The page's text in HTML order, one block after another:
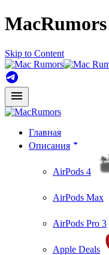
MacRumors
Skip to Content
Главная
Описания
AirPods 4
AirPods Max
AirPods Pro 3
Apple Deals